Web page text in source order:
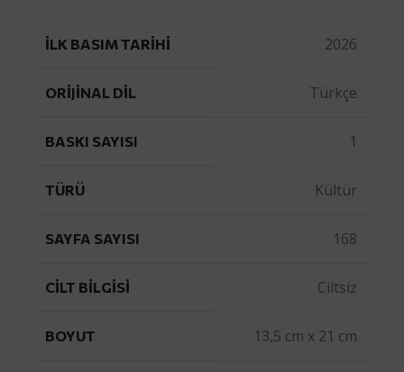
İLK BASIM TARIHI 2026
ORIJINAL DIL Türkçe
BASKI SAYISI 1
TÜRÜ Kültür
SAYFA SAYISI 168
CILT BILGISI Ciltsiz
BOYUT 13,5 cm x 21 cm